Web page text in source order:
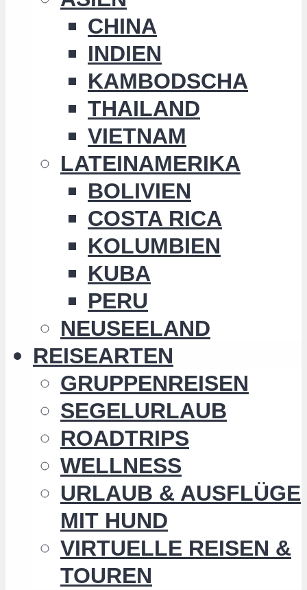
CHINA
INDIEN
KAMBODSCHA
THAILAND
VIETNAM
LATEINAMERIKA
BOLIVIEN
COSTA RICA
KOLUMBIEN
KUBA
PERU
NEUSEELAND
REISEARTEN
GRUPPENREISEN
SEGELURLAUB
ROADTRIPS
WELLNESS
URLAUB & AUSFLÜGE
MIT HUND
VIRTUELLE REISEN &
TOUREN